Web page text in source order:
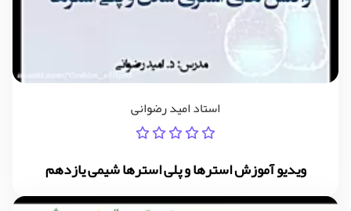
استاد امید رضوانی
ویدیو آموزش استرها و پلی استرها شیمی یازدهم